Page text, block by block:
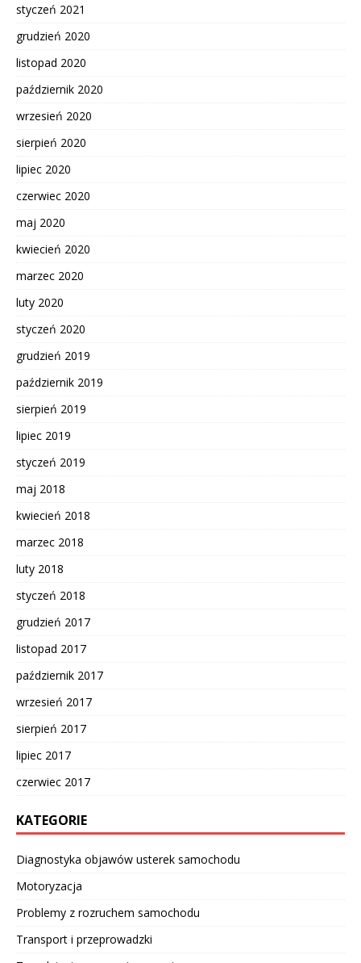
styczeń 2021
grudzień 2020
listopad 2020
październik 2020
wrzesień 2020
sierpień 2020
lipiec 2020
czerwiec 2020
maj 2020
kwiecień 2020
marzec 2020
luty 2020
styczeń 2020
grudzień 2019
październik 2019
sierpień 2019
lipiec 2019
styczeń 2019
maj 2018
kwiecień 2018
marzec 2018
luty 2018
styczeń 2018
grudzień 2017
listopad 2017
październik 2017
wrzesień 2017
sierpień 2017
lipiec 2017
czerwiec 2017
KATEGORIE
Diagnostyka objawów usterek samochodu
Motoryzacja
Problemy z rozruchem samochodu
Transport i przeprowadzki